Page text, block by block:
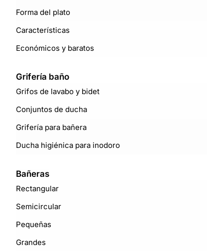
Forma del plato
Características
Económicos y baratos
Grifería baño
Grifos de lavabo y bidet
Conjuntos de ducha
Grifería para bañera
Ducha higiénica para inodoro
Bañeras
Rectangular
Semicircular
Pequeñas
Grandes